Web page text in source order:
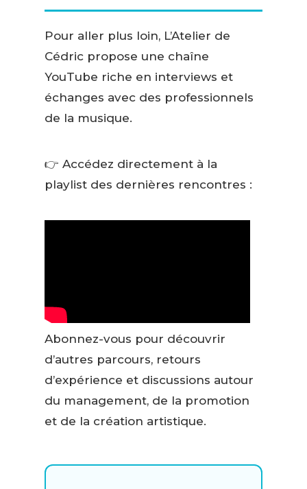
Pour aller plus loin, L’Atelier de
Cédric propose une chaîne
YouTube riche en interviews et
échanges avec des professionnels
de la musique.
👉 Accédez directement à la
playlist des dernières rencontres :
Abonnez-vous pour découvrir
d’autres parcours, retours
d’expérience et discussions autour
du management, de la promotion
et de la création artistique.